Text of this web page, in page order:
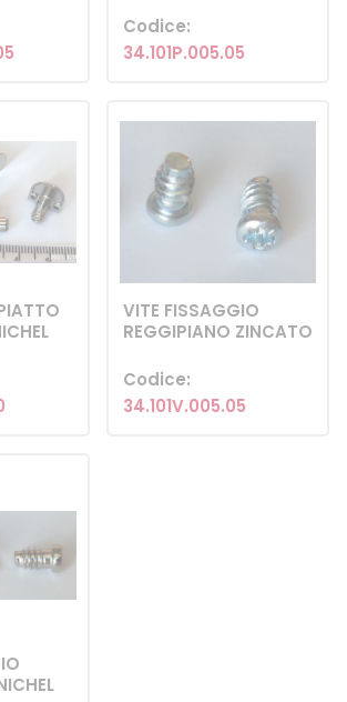
Codice:
34.101P.005.05
VITE FISSAGGIO
REGGIPIANO ZINCATO
Codice:
34.101V.005.05